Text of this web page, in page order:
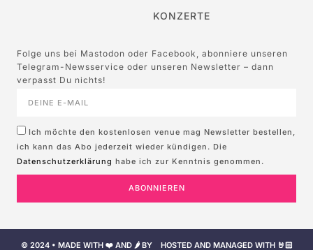
KONZERTE
Folge uns bei Mastodon oder Facebook, abonniere unseren
Telegram-Newsservice oder unseren Newsletter – dann
verpasst Du nichts!
Ich möchte den kostenlosen venue mag Newsletter bestellen,
ich kann das Abo jederzeit wieder kündigen. Die
Datenschutzerklärung habe ich zur Kenntnis genommen.
ABONNIEREN
© 2024 • MADE WITH ❤️ AND 🌶️ BY
HOSTED AND MANAGED WITH 🤘🏻